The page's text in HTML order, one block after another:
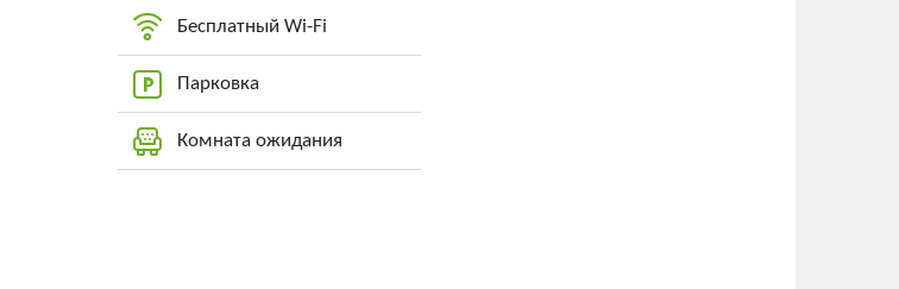
Бесплатный Wi-Fi
Парковка
Комната ожидания